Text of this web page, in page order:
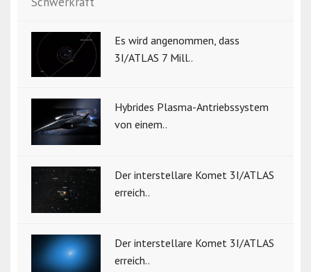
Es wird angenommen, dass
3I/ATLAS 7 Mill..
Hybrides Plasma-Antriebssystem
von einem..
Der interstellare Komet 3I/ATLAS
erreich..
Der interstellare Komet 3I/ATLAS
erreich..